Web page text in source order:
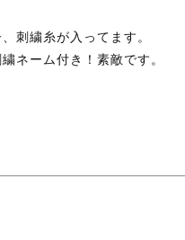
刺繍糸が入ってます。
ネーム付き！素敵です。